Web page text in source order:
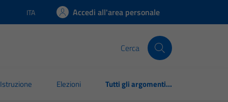
Lingua attiva:
ITA Accedi all'area personale
Cerca
Istruzione Elezioni Tutti gli argomenti...